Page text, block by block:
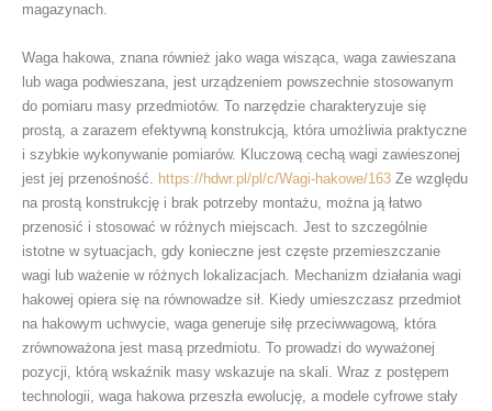
magazynach.
Waga hakowa, znana również jako waga wisząca, waga zawieszana
lub waga podwieszana, jest urządzeniem powszechnie stosowanym
do pomiaru masy przedmiotów. To narzędzie charakteryzuje się
prostą, a zarazem efektywną konstrukcją, która umożliwia praktyczne
i szybkie wykonywanie pomiarów. Kluczową cechą wagi zawieszonej
jest jej przenośność. https://hdwr.pl/pl/c/Wagi-hakowe/163 Ze względu
na prostą konstrukcję i brak potrzeby montażu, można ją łatwo
przenosić i stosować w różnych miejscach. Jest to szczególnie
istotne w sytuacjach, gdy konieczne jest częste przemieszczanie
wagi lub ważenie w różnych lokalizacjach. Mechanizm działania wagi
hakowej opiera się na równowadze sił. Kiedy umieszczasz przedmiot
na hakowym uchwycie, waga generuje siłę przeciwwagową, która
zrównoważona jest masą przedmiotu. To prowadzi do wyważonej
pozycji, którą wskaźnik masy wskazuje na skali. Wraz z postępem
technologii, waga hakowa przeszła ewolucję, a modele cyfrowe stały